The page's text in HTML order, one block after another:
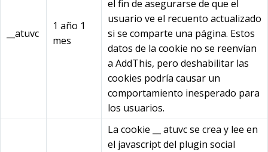
__atuvc
1 año 1
mes
el fin de asegurarse de que el
usuario ve el recuento actualizado
si se comparte una página. Estos
datos de la cookie no se reenvían
a AddThis, pero deshabilitar las
cookies podría causar un
comportamiento inesperado para
los usuarios.
La cookie __ atuvc se crea y lee en
el javascript del plugin social